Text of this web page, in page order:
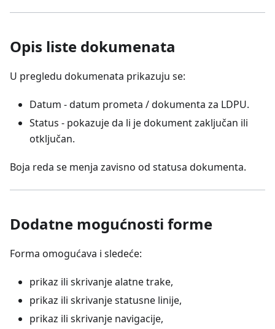
Opis liste dokumenata
U pregledu dokumenata prikazuju se:
Datum - datum prometa / dokumenta za LDPU.
Status - pokazuje da li je dokument zaključan ili
otključan.
Boja reda se menja zavisno od statusa dokumenta.
Dodatne mogućnosti forme
Forma omogućava i sledeće:
prikaz ili skrivanje alatne trake,
prikaz ili skrivanje statusne linije,
prikaz ili skrivanje navigacije,